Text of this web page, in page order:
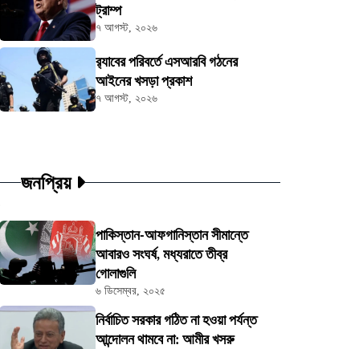
ট্রাম্প
৭ আগস্ট, ২০২৬
র‍্যাবের পরিবর্তে এসআরবি গঠনের
আইনের খসড়া প্রকাশ
৭ আগস্ট, ২০২৬
জনপ্রিয়
পাকিস্তান-আফগানিস্তান সীমান্তে
আবারও সংঘর্ষ, মধ্যরাতে তীব্র
গোলাগুলি
৬ ডিসেম্বর, ২০২৫
নির্বাচিত সরকার গঠিত না হওয়া পর্যন্ত
আন্দোলন থামবে না: আমীর খসরু